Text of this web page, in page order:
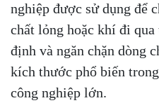
nghiệp được sử dụng để
chất lỏng hoặc khí đi
định và ngăn chặn dòng
kích thước phổ biến
công nghiệp lớn.